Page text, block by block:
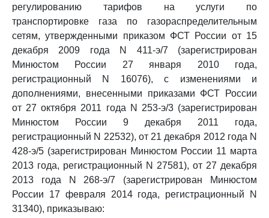
регулированию тарифов на услуги по
транспортировке газа по газораспределительным
сетям, утвержденными приказом ФСТ России от 15
декабря 2009 года N 411-э/7 (зарегистрирован
Минюстом России 27 января 2010 года,
регистрационный N 16076), с изменениями и
дополнениями, внесенными приказами ФСТ России
от 27 октября 2011 года N 253-э/3 (зарегистрирован
Минюстом России 9 декабря 2011 года,
регистрационный N 22532), от 21 декабря 2012 года N
428-э/5 (зарегистрирован Минюстом России 11 марта
2013 года, регистрационный N 27581), от 27 декабря
2013 года N 268-э/7 (зарегистрирован Минюстом
России 17 февраля 2014 года, регистрационный N
31340), приказываю: